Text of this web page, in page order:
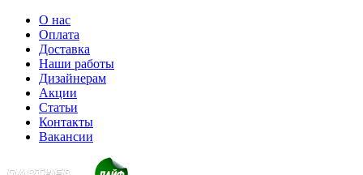
О нас
Оплата
Доставка
Наши работы
Дизайнерам
Акции
Статьи
Контакты
Вакансии